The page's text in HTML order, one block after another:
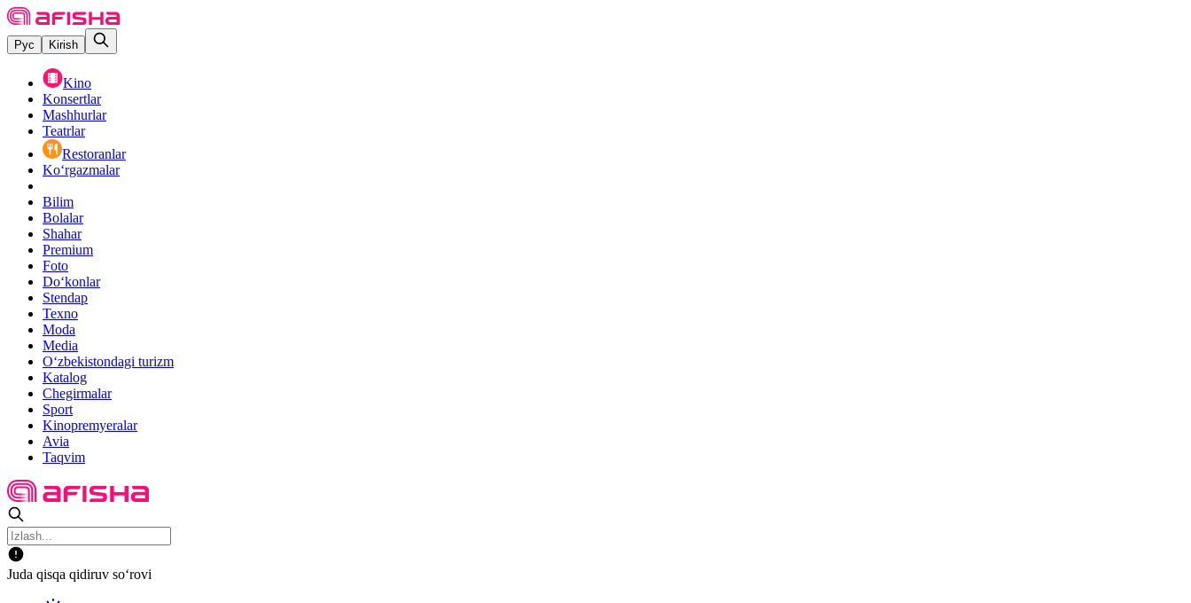
Рус Kirish
Kino
Konsertlar
Mashhurlar
Teatrlar
Restoranlar
Ko‘rgazmalar
Bilim
Bolalar
Shahar
Premium
Foto
Do‘konlar
Stendap
Texno
Moda
Media
O‘zbekistondagi turizm
Katalog
Chegirmalar
Sport
Kinopremyeralar
Avia
Taqvim
Juda qisqa qidiruv so‘rovi